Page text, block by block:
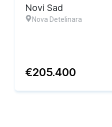
Novi Sad
Nova Detelinara
€205.400